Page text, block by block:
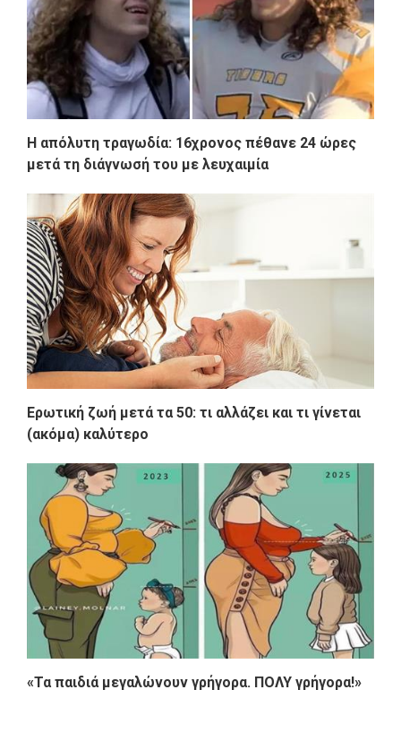
Η απόλυτη τραγωδία: 16χρονος πέθανε 24 ώρες
μετά τη διάγνωσή του με λευχαιμία
Ερωτική ζωή μετά τα 50: τι αλλάζει και τι γίνεται
(ακόμα) καλύτερο
«Τα παιδιά μεγαλώνουν γρήγορα. ΠΟΛΥ γρήγορα!»